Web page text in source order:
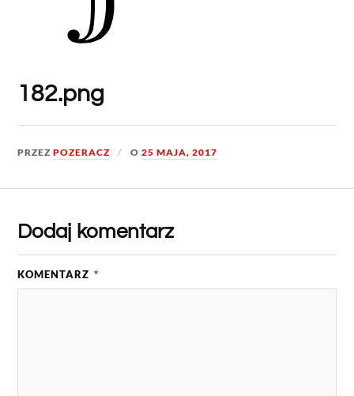
182.png
PRZEZPOZERACZ O25 MAJA, 2017
Dodaj komentarz
KOMENTARZ *